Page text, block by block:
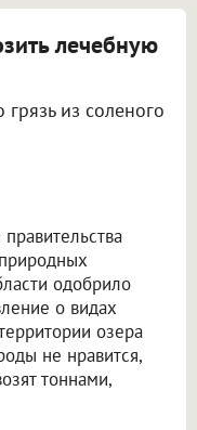
лечебную
из соленого
одобрило
о видах
озера
не нравится,
тоннами,